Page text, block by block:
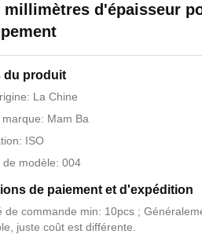
millimètres d'épaisseur
du produit
La Chine
Mam Ba
ISO
de modèle: 004
de paiement et d'expédition
de commande min: 10pcs ;
juste coût est différente.